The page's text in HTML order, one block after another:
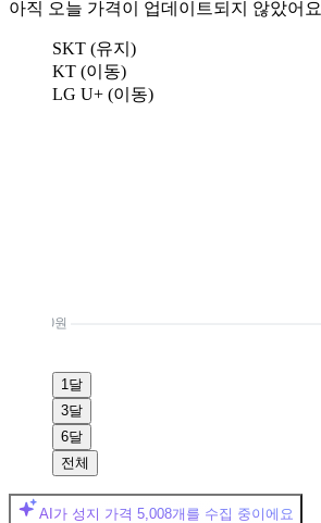
아직 오늘 가격이 업데이트되지 않았어요
SKT (유지)
KT (이동)
LG U+ (이동)
0원
1달
3달
6달
전체
AI가 성지 가격 5,008개를 수집 중이에요